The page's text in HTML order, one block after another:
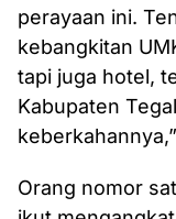
perayaan ini.
kebangkitan
tapi juga hotel,
Kabupaten
Orang nomor